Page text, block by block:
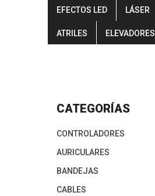
EFECTOS LED LÁSER
ATRILES ELEVADORES
CATEGORÍAS
CONTROLADORES
AURICULARES
BANDEJAS
CABLES